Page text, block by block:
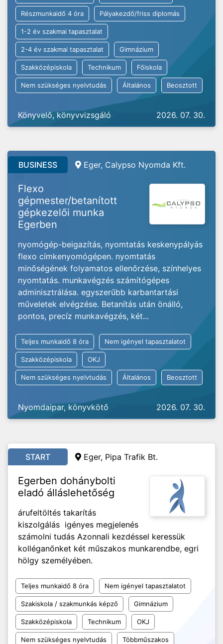
Részmunkaidő 4 óra Pályakezdő/friss diplomás
1-2 év szakmai tapasztalat
2-4 év szakmai tapasztalat Gimnázium
Szakközépiskola Technikum Főiskola
Nem szükséges nyelvtudás Általános Beosztott
Könyvelő, könyvvizsgáló 2026. 07. 30.
BUSINESS Eger, Calypso Nyomda Kft.
Flexo
gépmester/betanított
gépkezelői munka
Egerben
nyomógép-beigazítás, nyomtatás keskenypályás
flexo címkenyomógépen. nyomtatás
minőségének folyamatos ellenőrzése, színhelyes
nyomtatás. munkavégzés számítógépes
adminisztrálása. egyszerűbb karbantartási
műveletek elvégzése. Betanítás után önálló,
pontos, precíz munkavégzés, két...
Teljes munkaidő 8 óra Nem igényel tapasztalatot
Szakközépiskola OKJ
Nem szükséges nyelvtudás Általános Beosztott
Nyomdaipar, könyvkötő 2026. 07. 30.
START Eger, Pipa Trafik Bt.
Egerben dohánybolti
eladó álláslehetőség
árufeltöltés takarítás
kiszolgálás igényes megjelenés
számolni tudás Azonnali kezdéssel keressük
kolléganőnket két műszakos munkarendbe, egri
hölgy személyében.
Teljes munkaidő 8 óra Nem igényel tapasztalatot
Szakiskola / szakmunkás képző Gimnázium
Szakközépiskola Technikum OKJ
Nem szükséges nyelvtudás Többműszakos